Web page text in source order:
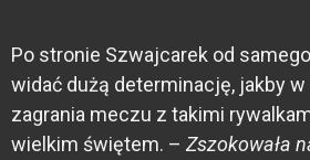
Po stronie Szwajcarek od
widać dużą determinację, jakby
zagrania meczu z takimi
wielkim świętem. – Zszokowała